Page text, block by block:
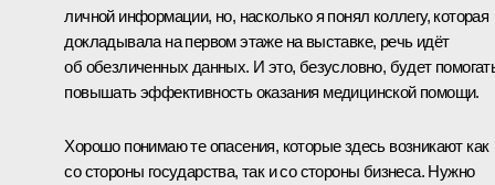
личной информации, но, насколько я понял коллегу, которая
докладывала на первом этаже на выставке, речь идёт
об обезличенных данных. И это, безусловно, будет
повышать эффективность оказания медицинской помощи.
Хорошо понимаю те опасения, которые здесь возникают как
со стороны государства, так и со стороны бизнеса. Нужно